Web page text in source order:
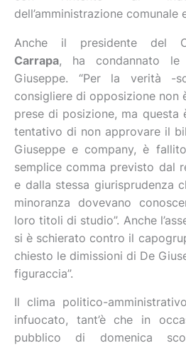
dell’amministrazione comunale
Anche il presidente del
Carrapa, ha condannato le
Giuseppe. “Per la verità -
consigliere di opposizione non
prese di posizione, ma questa
tentativo di non approvare il
Giuseppe e company, è
semplice comma previsto dal
e dalla stessa giurisprudenza
minoranza dovevano
loro titoli di studio”. Anche
si è schierato contro il
chiesto le dimissioni di De
figuraccia”.
Il clima politico-
infuocato, tant’è che in
pubblico di domenica